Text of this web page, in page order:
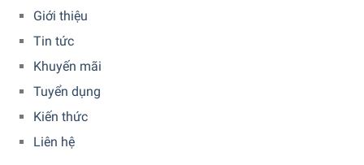
Tay cầm của nồi thiết kế chắc chắn, giúp việc di chuyển dễ
dàng mà không lo nóng. Cùng với các nút điều khiển đơn
Giới thiệu
Tin tức
Khuyến mãi
Tuyển dụng
Kiến thức
Liên hệ